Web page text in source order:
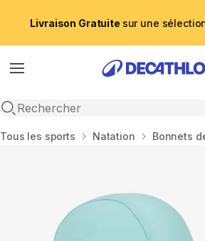
Livraison Gratuite sur une
Menu
Recherche ouverte
Accueil
Tous les sports Natation Bonnets